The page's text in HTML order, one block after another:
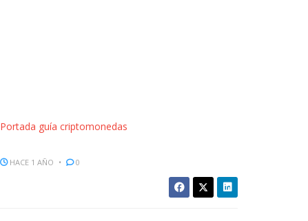
Portada guía criptomonedas
HACE 1 AÑO 0